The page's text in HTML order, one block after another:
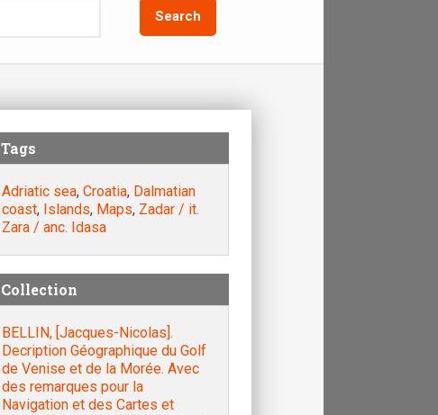
Search
Tags
Adriatic sea, Croatia, Dalmatian
coast, Islands, Maps, Zadar / it.
Zara / anc. Idasa
Collection
BELLIN, [Jacques-Nicolas].
Decription Géographique du Golf
de Venise et de la Morée. Avec
des remarques pour la
Navigation et des Cartes et